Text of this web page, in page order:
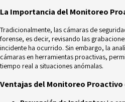
La Importancia del Monitoreo
Tradicionalmente, las cámaras de
forense, es decir, revisando las
incidente ha ocurrido. Sin embargo, la
cámaras en herramientas proactivas,
tiempo real a situaciones anómalas.
Ventajas del Monitoreo Proactivo